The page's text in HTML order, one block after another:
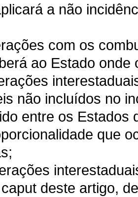
a não
com os
ao Estado onde
não incluídos no
entre os Estados
que
deste artigo,